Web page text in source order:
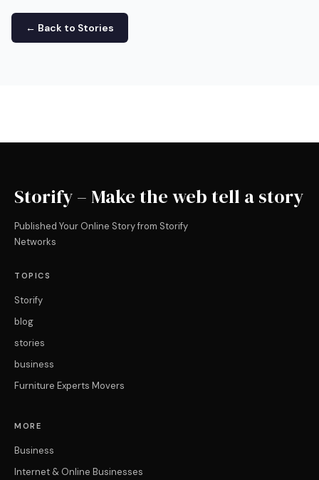
← Back to Stories
Storify – Make the web tell a story
Published Your Online Story from Storify
Networks
TOPICS
Storify
blog
stories
business
Furniture Experts Movers
MORE
Business
Internet & Online Businesses